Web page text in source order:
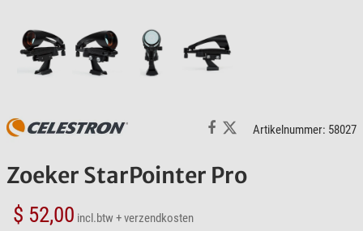
Artikelnummer: 58027
Zoeker StarPointer Pro
$ 52,00 incl.btw+ verzendkosten